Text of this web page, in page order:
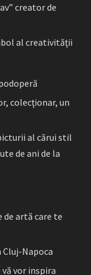
creator de
al creativităţii
colecţionar, un
al cărui stil
de ani de la
de artă care te
Cluj-Napoca
vor inspira